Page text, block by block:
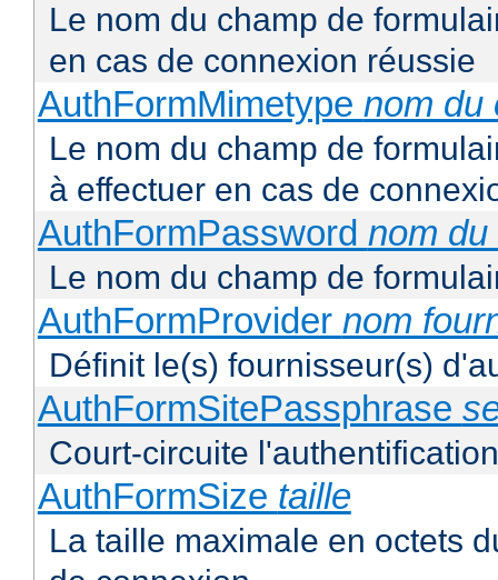
Le nom du champ de
en cas de connexion réussie
AuthFormMimetype nom du
Le nom du champ de
à effectuer en cas de
AuthFormPassword nom
Le nom du champ de
AuthFormProvider nom
Définit le(s) fournisseur(s)
AuthFormSitePassphrase
Court-circuite
AuthFormSize taille
La taille maximale en octets